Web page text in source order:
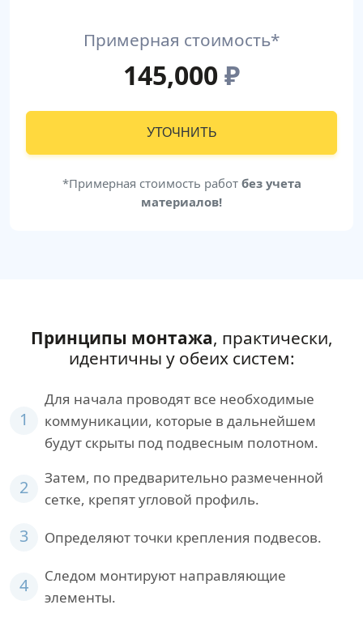
Примерная стоимость*
145,000₽
УТОЧНИТЬ
*Примерная стоимость работ без учета
материалов!
Принципы монтажа, практически,
идентичны у обеих систем:
1
Для начала проводят все необходимые
коммуникации, которые в дальнейшем
будут скрыты под подвесным полотном.
2
Затем, по предварительно размеченной
сетке, крепят угловой профиль.
3 Определяют точки крепления подвесов.
4
Следом монтируют направляющие
элементы.